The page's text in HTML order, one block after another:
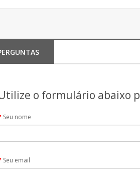
o formulário abaixo
Seu nome
Seu email